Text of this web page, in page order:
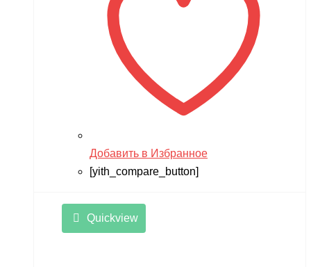
Добавить в Избранное
[yith_compare_button]
Quickview